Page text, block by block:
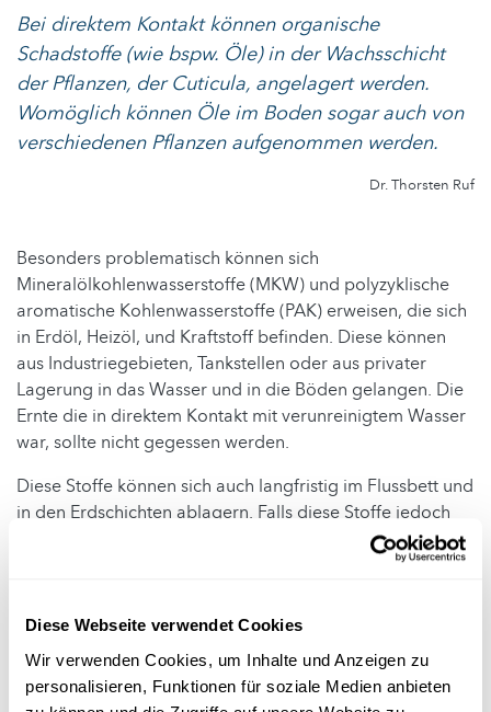
Diese Webseite verwendet Cookies
Wir verwenden Cookies, um Inhalte und Anzeigen zu
personalisieren, Funktionen für soziale Medien anbieten
Bei direktem Kontakt können organische
Schadstoffe (wie bspw. Öle) in der Wachsschicht
der Pflanzen, derCuticula, angelagert werden.
Womöglich können Öle im Boden sogar auch von
verschiedenen Pflanzen aufgenommen werden.
Dr. Thorsten Ruf
Besonders problematisch können sich
Mineralölkohlenwasserstoffe (MKW) und polyzyklische
aromatische Kohlenwasserstoffe (PAK) erweisen, die sich
in Erdöl, Heizöl, und Kraftstoff befinden. Diese können
aus Industriegebieten, Tankstellen oder aus privater
Lagerung in das Wasser und in die Böden gelangen. Die
Ernte die in direktem Kontakt mit verunreinigtem Wasser
war, sollte nicht gegessen werden.
Diese Stoffe können sich auch langfristig im Flussbett und
in den Erdschichten ablagern. Falls diese Stoffe jedoch
stark im Hochwasser verdünnt waren (diffuse
Verschmutzung), besteht laut Umweltamt kein erhebliches
In Öl und Kraftstoff befinden sich zudem auch
Schwermetalle. Diese stellen ein weiters Problem dar.